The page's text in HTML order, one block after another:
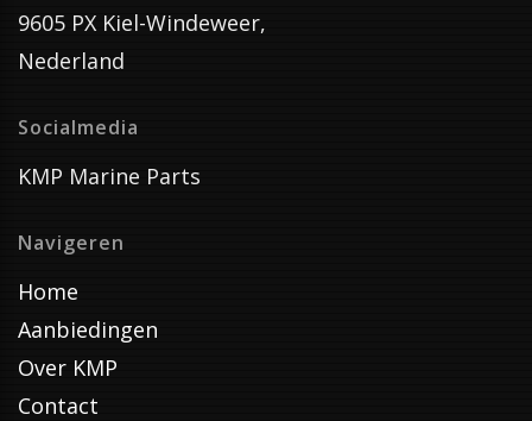
9605 PX Kiel-Windeweer,
Nederland
Socialmedia
KMP Marine Parts
Navigeren
Home
Aanbiedingen
Over KMP
Contact